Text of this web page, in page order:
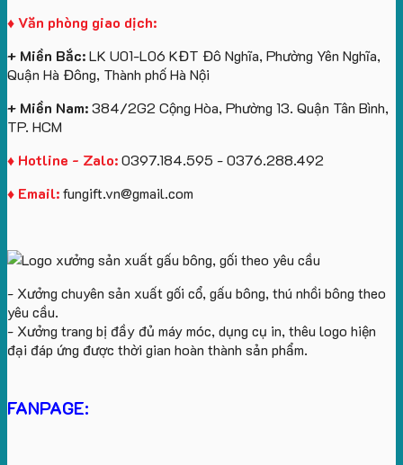
theo
cầu
♦ Văn phòng giao dịch:
+ Miền Bắc:LK U01-L06 KĐT Đô Nghĩa, Phường Yên Nghĩa,
Quận Hà Đông, Thành phố Hà Nội
+ Miền Nam:384/2G2 Cộng Hòa, Phường 13. Quận Tân Bình,
TP. HCM
♦ Hotline - Zalo:0397.184.595 - 0376.288.492
♦ Email:fungift.vn@gmail.com
- Xưởng chuyên sản xuất gối cổ, gấu bông, thú nhồi bông theo
yêu cầu.
- Xưởng trang bị đầy đủ máy móc, dụng cụ in, thêu logo hiện
đại đáp ứng được thời gian hoàn thành sản phẩm.
FANPAGE: